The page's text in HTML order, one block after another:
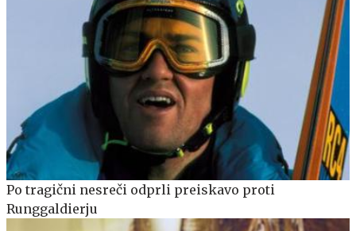
Po tragični nesreči odprli preiskavo proti
Runggaldierju